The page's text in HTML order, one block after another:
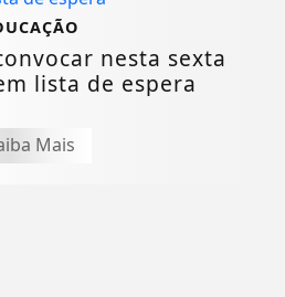
nesta sexta
lista de espera
Mais